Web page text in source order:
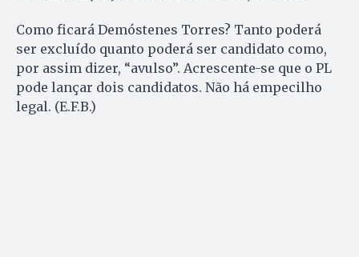
Como ficará Demóstenes Torres? Tanto poderá
ser excluído quanto poderá ser candidato como,
por assim dizer, “avulso”. Acrescente-se que o PL
pode lançar dois candidatos. Não há empecilho
legal. (E.F.B.)